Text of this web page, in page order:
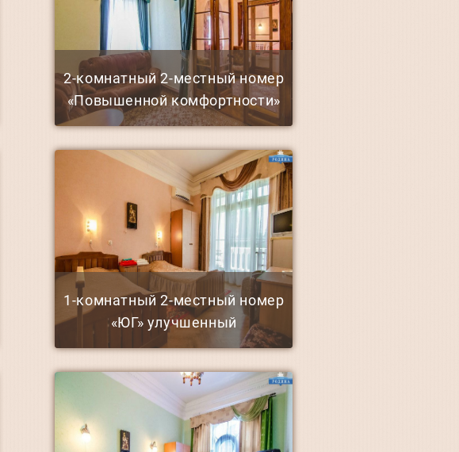
2-комнатный 2-местный номер
«Повышенной комфортности»
1-комнатный 2-местный номер
«ЮГ» улучшенный